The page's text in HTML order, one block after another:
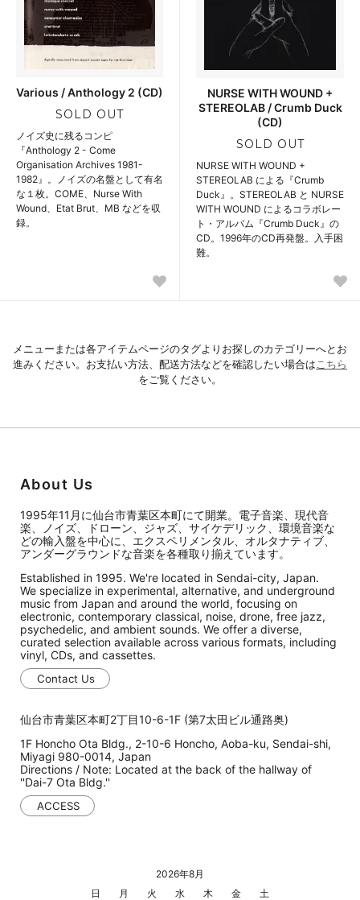
Various / Anthology 2 (CD)
SOLD OUT
ノイズ史に残るコンピ
『Anthology 2 - Come
Organisation Archives 1981-
1982』。ノイズの名盤として有名
な１枚。COME、Nurse With
Wound、Etat Brut、MB などを収
録。
NURSE WITH WOUND +
STEREOLAB / Crumb Duck
(CD)
SOLD OUT
NURSE WITH WOUND +
STEREOLAB による『Crumb
Duck』。STEREOLAB と NURSE
WITH WOUND によるコラボレー
ト・アルバム『Crumb Duck』の
CD。1996年のCD再発盤。入手困
難。
メニューまたは各アイテムページのタグよりお探しのカテゴリーへとお
進みください。お支払い方法、配送方法などを確認したい場合は こちら
をご覧ください。
About Us
1995年11月に仙台市青葉区本町にて開業。電子音楽、現代音
楽、ノイズ、ドローン、ジャズ、サイケデリック、環境音楽な
どの輸入盤を中心に、エクスペリメンタル、オルタナティブ、
アンダーグラウンドな音楽を各種取り揃えています。
Established in 1995. We're located in Sendai-city, Japan.
We specialize in experimental, alternative, and underground
music from Japan and around the world, focusing on
electronic, contemporary classical, noise, drone, free jazz,
psychedelic, and ambient sounds. We offer a diverse,
curated selection available across various formats, including
vinyl, CDs, and cassettes.
Contact Us
仙台市青葉区本町2丁目10-6-1F (第7太田ビル通路奥)
1F Honcho Ota Bldg., 2-10-6 Honcho, Aoba-ku, Sendai-shi,
Miyagi 980-0014, Japan
Directions / Note: Located at the back of the hallway of
''Dai-7 Ota Bldg.''
ACCESS
2026年8月
日
月 火 水 木 金
土